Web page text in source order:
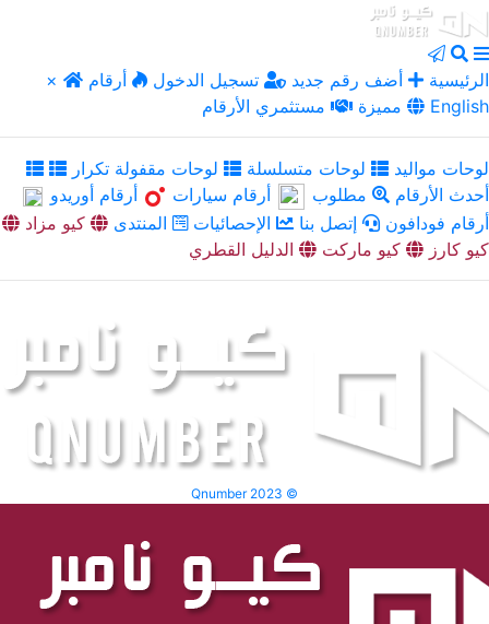
× الرئيسية أضف رقم جديد تسجيل الدخول
أرقام
مميزة
مستثمري الأرقام English
لوحات مواليد لوحات متسلسلة
لوحات مقفولة تكرار
أحدث الأرقام
مطلوب أرقام سيارات
أرقام أوريدو
أرقام فودافون
إتصل بنا الإحصائيات المنتدى
كيو مزاد
كيو كارز
كيو ماركت الدليل القطري
Qnumber 2023 ©